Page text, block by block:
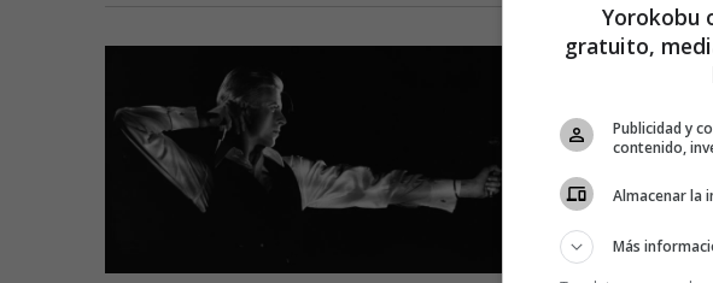
ENTRETENIMIENTO
¿Una
Bowie y
Recorriendo los
percibir una
señuelo. ¿Existió
Pierrot?
Yorokobu
gratuito,
Publicidad y
contenido,
Almacenar la
Más